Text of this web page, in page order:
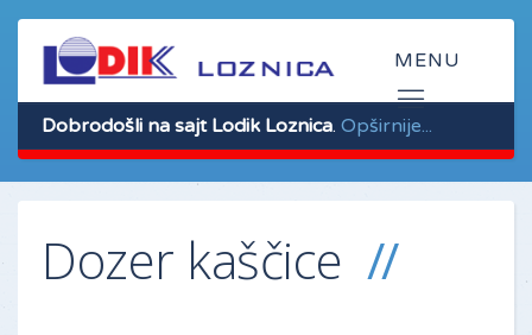
Dobrodošli na sajt Lodik Loznica. Opširnije...
Dozer kaščice